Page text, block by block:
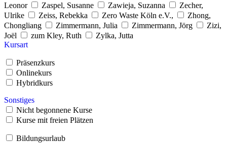
Leonor
Zaspel, Susanne Zawieja, Suzanna
Zecher,
Ulrike
Zeiss, Rebekka Zero Waste Köln e.V.,
Zhong,
Chongliang
Zimmermann, Julia Zimmermann, Jörg
Zizi,
Joël
zum Kley, Ruth
Zylka, Jutta
Kursart
Präsenzkurs
Onlinekurs
Hybridkurs
Sonstiges
Nicht begonnene Kurse
Kurse mit freien Plätzen
Bildungsurlaub